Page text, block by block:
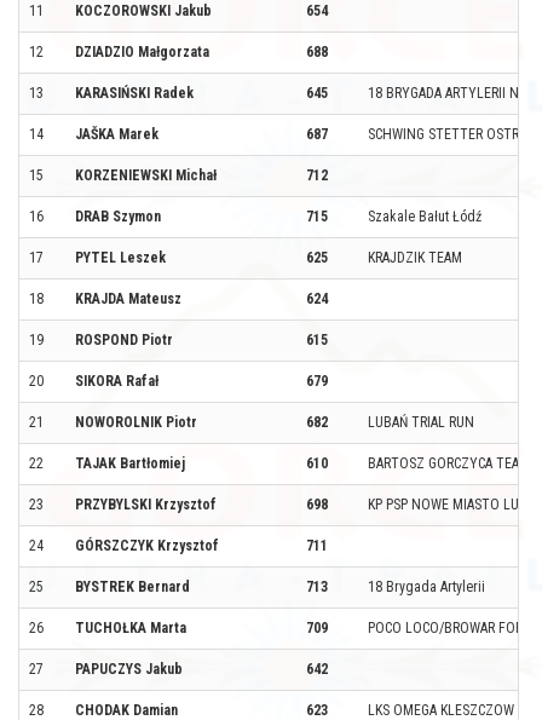
11 KOCZOROWSKI Jakub 654
12 DZIADZIO Małgorzata 688
13 KARASIŃSKI Radek 645 18 BRYGADA ARTYLERII
14 JAŠKA Marek 687 SCHWING STETTER OSTRAVA
15 KORZENIEWSKI Michał 712
16 DRAB Szymon 715 Szakale Bałut Łódź
17 PYTEL Leszek 625 KRAJDZIK TEAM
18 KRAJDA Mateusz 624
19 ROSPOND Piotr 615
20 SIKORA Rafał 679
21 NOWOROLNIK Piotr 682 LUBAŃ TRIAL RUN
22 TAJAK Bartłomiej 610 BARTOSZ GORCZYCA TEAM
23 PRZYBYLSKI Krzysztof 698 KP PSP NOWE MIASTO
24 GÓRSZCZYK Krzysztof 711
25 BYSTREK Bernard 713 18 Brygada Artylerii
26 TUCHOŁKA Marta 709 POCO LOCO/BROWAR
27 PAPUCZYS Jakub 642
28 CHODAK Damian 623 LKS OMEGA KLESZCZOW